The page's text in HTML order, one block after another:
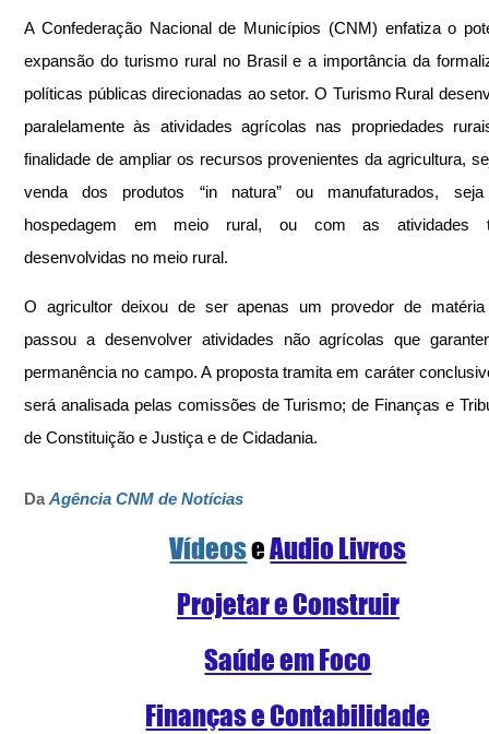
A Confederação Nacional de Municípios (CNM) enfatiza o
expansão do turismo rural no Brasil e a importância da
políticas públicas direcionadas ao setor. O Turismo Rural
paralelamente às atividades agrícolas nas propriedades
finalidade de ampliar os recursos provenientes da agricultura,
venda dos produtos “in natura” ou manufaturados,
hospedagem em meio rural, ou com as atividades
desenvolvidas no meio rural.
O agricultor deixou de ser apenas um provedor de
passou a desenvolver atividades não agrícolas que
permanência no campo. A proposta tramita em caráter
será analisada pelas comissões de Turismo; de Finanças e
de Constituição e Justiça e de Cidadania.
Da Agência CNM de Notícias
Vídeose Audio Livros
Projetar e Construir
Saúde em Foco
Finanças e Contabilidade